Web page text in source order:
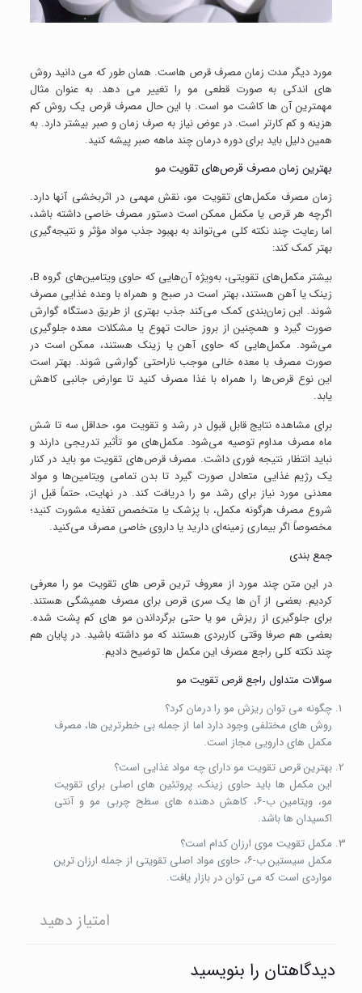
مورد دیگر مدت زمان مصرف قرص هاست. همان طور که می دانید روش
های اندکی به صورت قطعی مو را تغییر می دهد. به عنوان مثال
مهمترین آن ها کاشت مو است. با این حال مصرف قرص یک روش کم
هزینه و کم کارتر است. در عوض نیاز به صرف زمان و صبر بیشتر دارد. به
همین دلیل باید برای دوره درمان چند ماهه صبر پیشه کنید.
بهترین زمان مصرف قرص‌های تقویت مو
زمان مصرف مکمل‌های تقویت مو، نقش مهمی در اثربخشی آنها دارد.
اگرچه هر قرص یا مکمل ممکن است دستور مصرف خاصی داشته باشد،
اما رعایت چند نکته کلی می‌تواند به بهبود جذب مواد مؤثر و نتیجه‌گیری
بهتر کمک کند:
بیشتر مکمل‌های تقویتی، به‌ویژه آن‌هایی که حاوی ویتامین‌های گروه B،
زینک یا آهن هستند، بهتر است در صبح و همراه با وعده غذایی مصرف
شوند. این زمان‌بندی کمک می‌کند جذب بهتری از طریق دستگاه گوارش
صورت گیرد و همچنین از بروز حالت تهوع یا مشکلات معده جلوگیری
می‌شود. مکمل‌هایی که حاوی آهن یا زینک هستند، ممکن است در
صورت مصرف با معده خالی موجب ناراحتی گوارشی شوند. بهتر است
این نوع قرص‌ها را همراه با غذا مصرف کنید تا عوارض جانبی کاهش
یابد.
برای مشاهده نتایج قابل قبول در رشد و تقویت مو، حداقل سه تا شش
ماه مصرف مداوم توصیه می‌شود. مکمل‌های مو تأثیر تدریجی دارند و
نباید انتظار نتیجه فوری داشت. مصرف قرص‌های تقویت مو باید در کنار
یک رژیم غذایی متعادل صورت گیرد تا بدن تمامی ویتامین‌ها و مواد
معدنی مورد نیاز برای رشد مو را دریافت کند. در نهایت، حتماً قبل از
شروع مصرف هرگونه مکمل، با پزشک یا متخصص تغذیه مشورت کنید؛
مخصوصاً اگر بیماری زمینه‌ای دارید یا داروی خاصی مصرف می‌کنید.
جمع بندی
در این متن چند مورد از معروف ترین قرص های تقویت مو را معرفی
کردیم. بعضی از آن ها یک سری قرص برای مصرف همیشگی هستند.
برای جلوگیری از ریزش مو یا حتی برگرداندن مو های کم پشت شده.
بعضی هم صرفا وقتی کاربردی هستند که مو داشته باشید. در پایان هم
چند نکته کلی راجع مصرف این مکمل ها توضیح دادیم.
سوالات متداول راجع قرص تقویت مو
چگونه می توان ریزش مو را درمان کرد؟
روش های مختلفی وجود دارد اما از جمله بی خطرترین ها، مصرف
مکمل های دارویی مجاز است.
بهترین قرص تقویت مو دارای چه مواد غذایی است؟
این مکمل ها باید حاوی زینک، پروتئین های اصلی برای تقویت
مو، ویتامین ب-۶، کاهش دهنده های سطح چربی مو و آنتی
اکسیدان ها باشد.
مکمل تقویت موی ارزان کدام است؟
مکمل سیستین ب-۶، حاوی مواد اصلی تقویتی از جمله ارزان ترین
مواردی است که می توان در بازار یافت.
امتیاز دهید
دیدگاهتان را بنویسید